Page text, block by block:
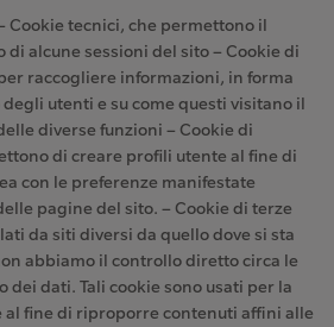
Cookie tecnici, che permettono il
alcune sessioni del sito – Cookie di
raccogliere informazioni, in forma
utenti e su come questi visitano il
diverse funzioni – Cookie di
di creare profili utente al fine di
con le preferenze manifestate
pagine del sito. – Cookie di terze
da siti diversi da quello dove si sta
abbiamo il controllo diretto circa le
dati. Tali cookie sono usati per la
al fine di riproporre contenuti affini alle